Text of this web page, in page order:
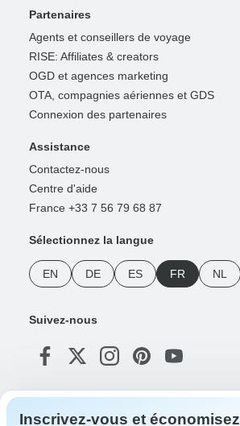
Partenaires
Agents et conseillers de voyage
RISE: Affiliates & creators
OGD et agences marketing
OTA, compagnies aériennes et GDS
Connexion des partenaires
Assistance
Contactez-nous
Centre d'aide
France +33 7 56 79 68 87
Sélectionnez la langue
EN DE ES FR NL
Suivez-nous
Inscrivez-vous et économisez